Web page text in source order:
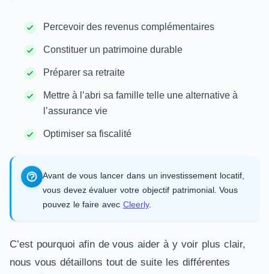
Percevoir des revenus complémentaires
Constituer un patrimoine durable
Préparer sa retraite
Mettre à l’abri sa famille telle une alternative à
l’assurance vie
Optimiser sa fiscalité
Avant de vous lancer dans un investissement locatif,
vous devez évaluer votre objectif patrimonial. Vous
pouvez le faire avec Cleerly.
C’est pourquoi afin de vous aider à y voir plus clair,
nous vous détaillons tout de suite les différentes